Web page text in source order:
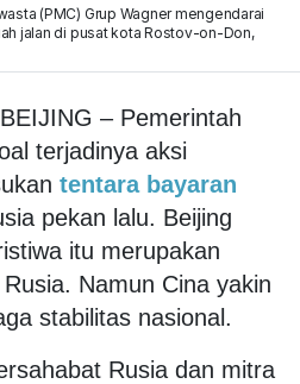
(PMC) Grup Wagner mengendarai
jalan di pusat kota Rostov-on-Don,
– Pemerintah
terjadinya aksi
tentara bayaran
pekan lalu. Beijing
itu merupakan
Namun Cina yakin
stabilitas nasional.
Rusia dan mitra